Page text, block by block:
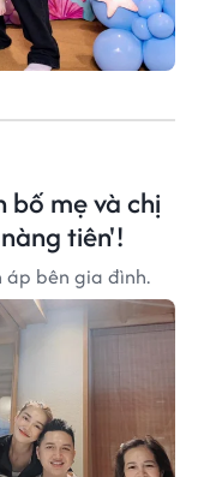
bố mẹ và chị
tiên'!
áp bên gia đình.